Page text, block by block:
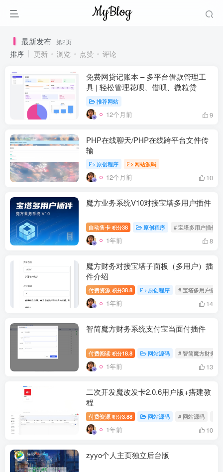
最新发布 第2页
排序 更新 浏览 点赞 评论
免费网贷记账本 – 多平台借款管理工
具 | 轻松管理花呗、借呗、微粒贷
推荐网站
12个月前 9
PHP在线聊天/PHP在线跨平台文件传
输
原创程序 网站源码
12个月前 10
魔方业务系统V10对接宝塔多用户插件
自动售卡 积分38 原创程序 # 宝塔多用户插件
1年前 8
魔方财务对接宝塔子面板（多用户）插
件介绍
付费资源 积分38.8 原创程序 # 宝塔多用户插件
1年前 14
智简魔方财务系统支付宝当面付插件
付费阅读 积分18.8 网站源码 # 智简魔方财务系
1年前 13
二次开发魔改发卡2.0.6用户版+搭建教
程
付费资源 积分3.88 网站源码 # 网站源码
1年前 10
zyyo个人主页独立后台版